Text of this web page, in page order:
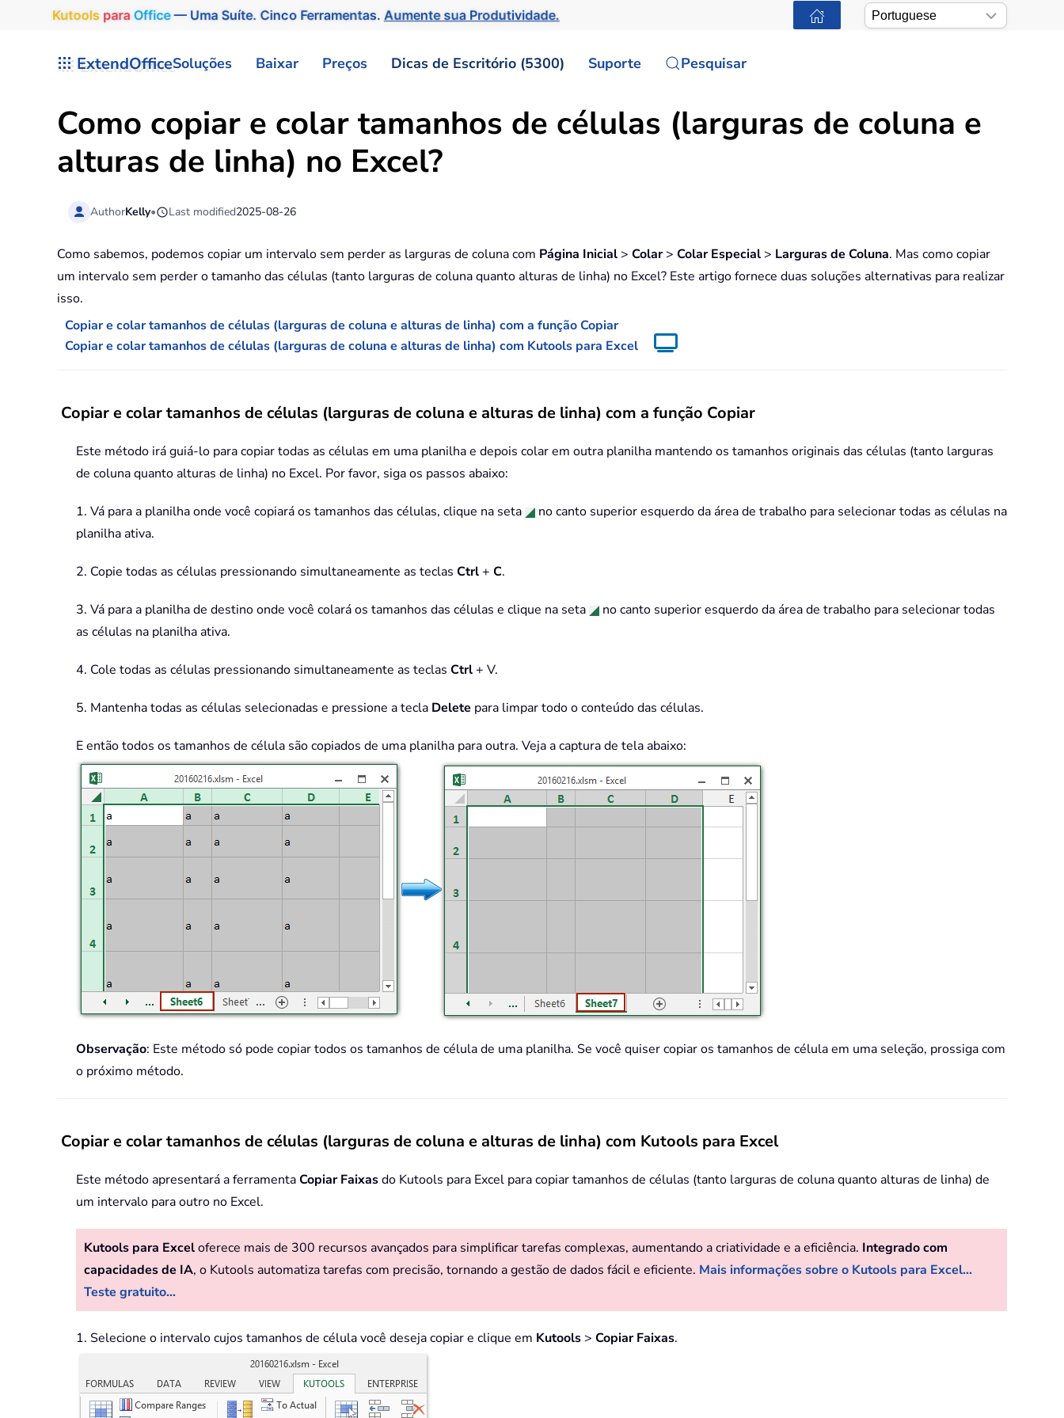
Kutools para Office— Uma Suíte. Cinco Ferramentas.Aumente sua Produtividade.
ExtendOfficeSoluções Baixar Preços Dicas de Escritório (5300) Suporte Pesquisar
Como copiar e colar tamanhos de células (larguras de coluna e
alturas de linha) no Excel?
AuthorKelly• Last modified2025-08-26
Como sabemos, podemos copiar um intervalo sem perder as larguras de coluna com Página Inicial > Colar> Colar Especial > Larguras de Coluna. Mas como copiar
um intervalo sem perder o tamanho das células (tanto larguras de coluna quanto alturas de linha) no Excel? Este artigo fornece duas soluções alternativas para realizar
isso.
Copiar e colar tamanhos de células (larguras de coluna e alturas de linha) com a função Copiar
Copiar e colar tamanhos de células (larguras de coluna e alturas de linha) com Kutools para Excel
Copiar e colar tamanhos de células (larguras de coluna e alturas de linha) com a função Copiar
Este método irá guiá-lo para copiar todas as células em uma planilha e depois colar em outra planilha mantendo os tamanhos originais das células (tanto larguras
de coluna quanto alturas de linha) no Excel. Por favor, siga os passos abaixo:
1. Vá para a planilha onde você copiará os tamanhos das células, clique na seta
no canto superior esquerdo da área de trabalho para selecionar todas as células na
planilha ativa.
2. Copie todas as células pressionando simultaneamente as teclas Ctrl+ C.
3. Vá para a planilha de destino onde você colará os tamanhos das células e clique na seta
no canto superior esquerdo da área de trabalho para selecionar todas
as células na planilha ativa.
4. Cole todas as células pressionando simultaneamente as teclas Ctrl+ V.
5. Mantenha todas as células selecionadas e pressione a tecla Delete para limpar todo o conteúdo das células.
E então todos os tamanhos de célula são copiados de uma planilha para outra. Veja a captura de tela abaixo:
Observação: Este método só pode copiar todos os tamanhos de célula de uma planilha. Se você quiser copiar os tamanhos de célula em uma seleção, prossiga com
o próximo método.
Copiar e colar tamanhos de células (larguras de coluna e alturas de linha) com Kutools para Excel
Este método apresentará a ferramentaCopiar Faixasdo Kutools para Excel para copiar tamanhos de células (tanto larguras de coluna quanto alturas de linha) de
um intervalo para outro no Excel.
Kutools para Exceloferece mais de 300 recursos avançados para simplificar tarefas complexas, aumentando a criatividade e a eficiência. Integrado com
capacidades de IA, o Kutools automatiza tarefas com precisão, tornando a gestão de dados fácil e eficiente. Mais informações sobre o Kutools para Excel...
Teste gratuito...
1. Selecione o intervalo cujos tamanhos de célula você deseja copiar e clique em Kutools > Copiar Faixas.